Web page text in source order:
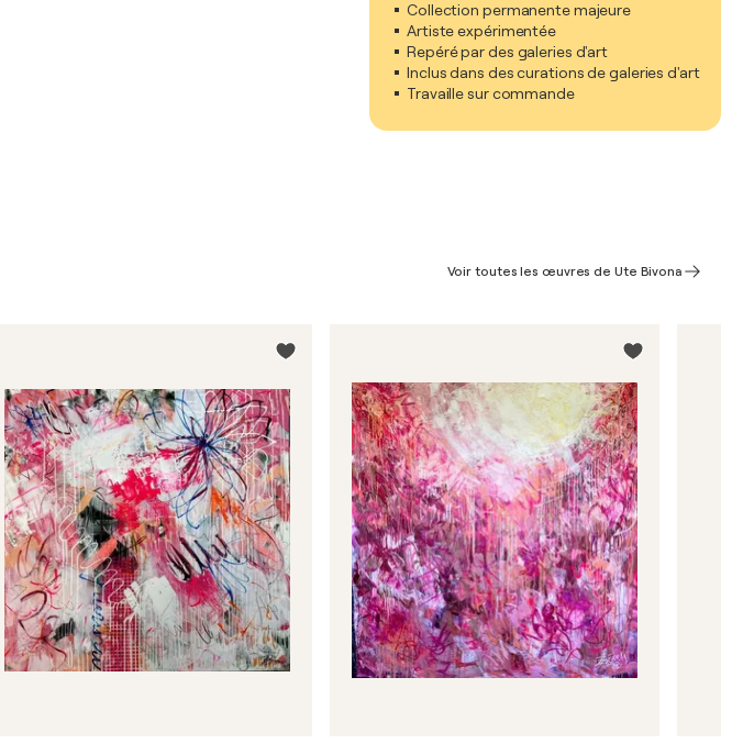
Collection permanente majeure
Artiste expérimentée
Repéré par des galeries d'art
Inclus dans des curations de galeries d'art
Travaille sur commande
Voir toutes les œuvres de Ute Bivona